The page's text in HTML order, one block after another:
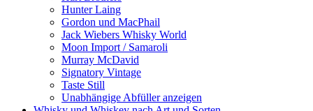
Hunter Laing
Gordon und MacPhail
Jack Wiebers Whisky World
Moon Import / Samaroli
Murray McDavid
Signatory Vintage
Taste Still
Unabhängige Abfüller anzeigen